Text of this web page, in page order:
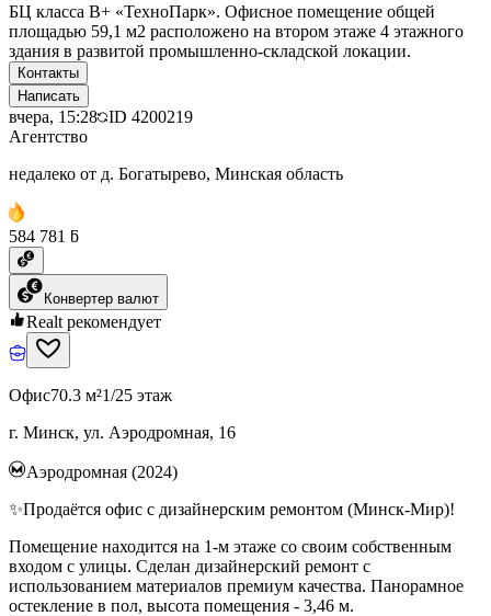
БЦ класcа B+ «ТехноПарк». Офисное помещение общей
площадью 59,1 м2 расположено на втором этаже 4 этажного
здания в развитой промышленно-складской локации.
Контакты
Написать
вчера, 15:28 ID 4200219
Агентство
недалеко от д. Богатырево, Минская область
584 781 ƃ
Конвертер валют
Realt рекомендует
Офис70.3 м²1/25 этаж
г. Минск, ул. Аэродромная, 16
Аэродромная (2024)
✨Продаётся офис с дизайнерским ремонтом (Минск-Мир)!
Помещение находится на 1-м этаже со своим собственным
входом с улицы. Сделан дизайнерский ремонт с
использованием материалов премиум качества. Панорамное
остекление в пол, высота помещения - 3,46 м.